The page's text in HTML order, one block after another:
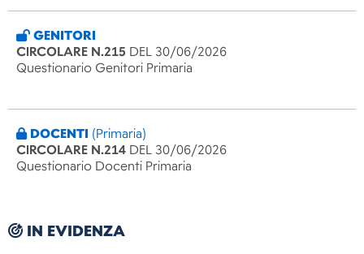
GENITORI
CIRCOLARE N.215 DEL 30/06/2026
Questionario Genitori Primaria
DOCENTI (Primaria)
CIRCOLARE N.214 DEL 30/06/2026
Questionario Docenti Primaria
IN EVIDENZA